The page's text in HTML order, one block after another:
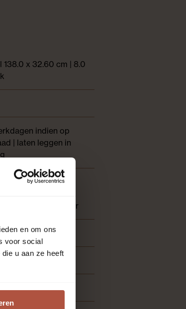
en om ons
voor social
u aan ze heeft
138.0 x 32.60 cm | 8.0
indien op
| laten leggen in
voor
Voelbare structuur